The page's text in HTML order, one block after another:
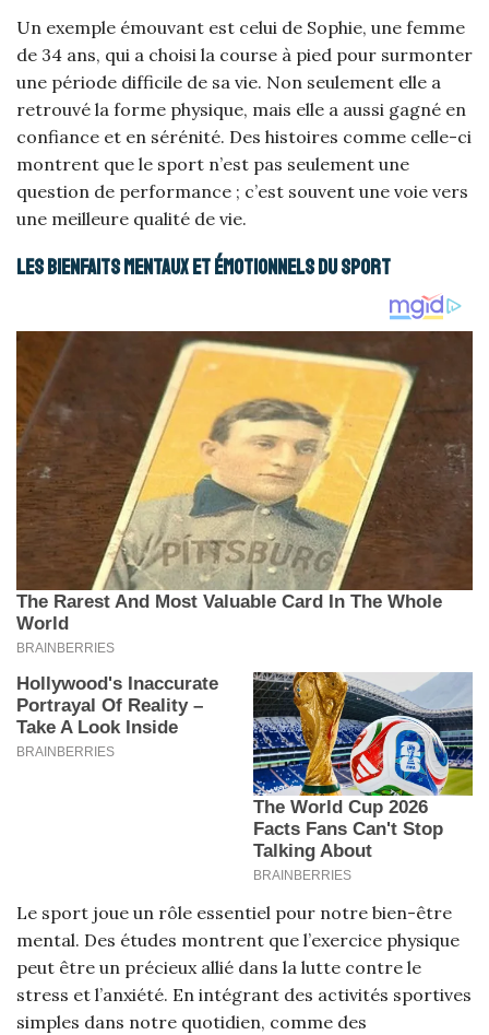
Un exemple émouvant est celui de Sophie, une femme
de 34 ans, qui a choisi la course à pied pour surmonter
une période difficile de sa vie. Non seulement elle a
retrouvé la forme physique, mais elle a aussi gagné en
confiance et en sérénité. Des histoires comme celle-ci
montrent que le sport n’est pas seulement une
question de performance ; c’est souvent une voie vers
une meilleure qualité de vie.
Les bienfaits mentaux et émotionnels du sport
Le sport joue un rôle essentiel pour notre bien-être
mental. Des études montrent que l’exercice physique
peut être un précieux allié dans la lutte contre le
stress et l’anxiété. En intégrant des activités sportives
simples dans notre quotidien, comme des